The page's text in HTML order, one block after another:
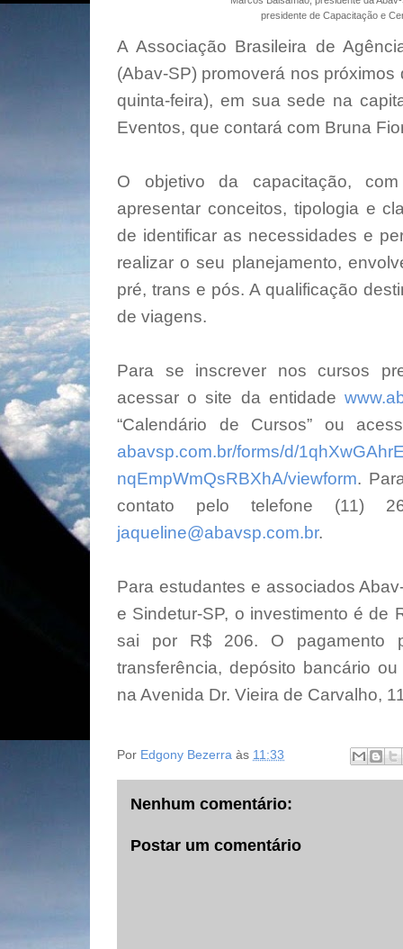
presidente de Capacitação e
A Associação Brasileira de
(Abav-SP) promoverá nos
quinta-feira), em sua sede na
Eventos, que contará com Bruna
O objetivo da capacitação,
apresentar conceitos, tipologia e
de identificar as necessidades e
realizar o seu planejamento,
pré, trans e pós. A qualificação
de viagens.
Para se inscrever nos cursos
acessar o site da entidade
“Calendário de Cursos” ou
abavsp.com.br/forms/d/
nqEmpWmQsRBXhA/viewform.
contato pelo telefone (11)
jaqueline@abavsp.com.br.
Para estudantes e associados
e Sindetur-SP, o investimento é de
sai por R$ 206. O pagamento
transferência, depósito bancário
na Avenida Dr. Vieira de Carvalho,
Por Edgony Bezerra às 11:33
Nenhum comentário:
Postar um comentário